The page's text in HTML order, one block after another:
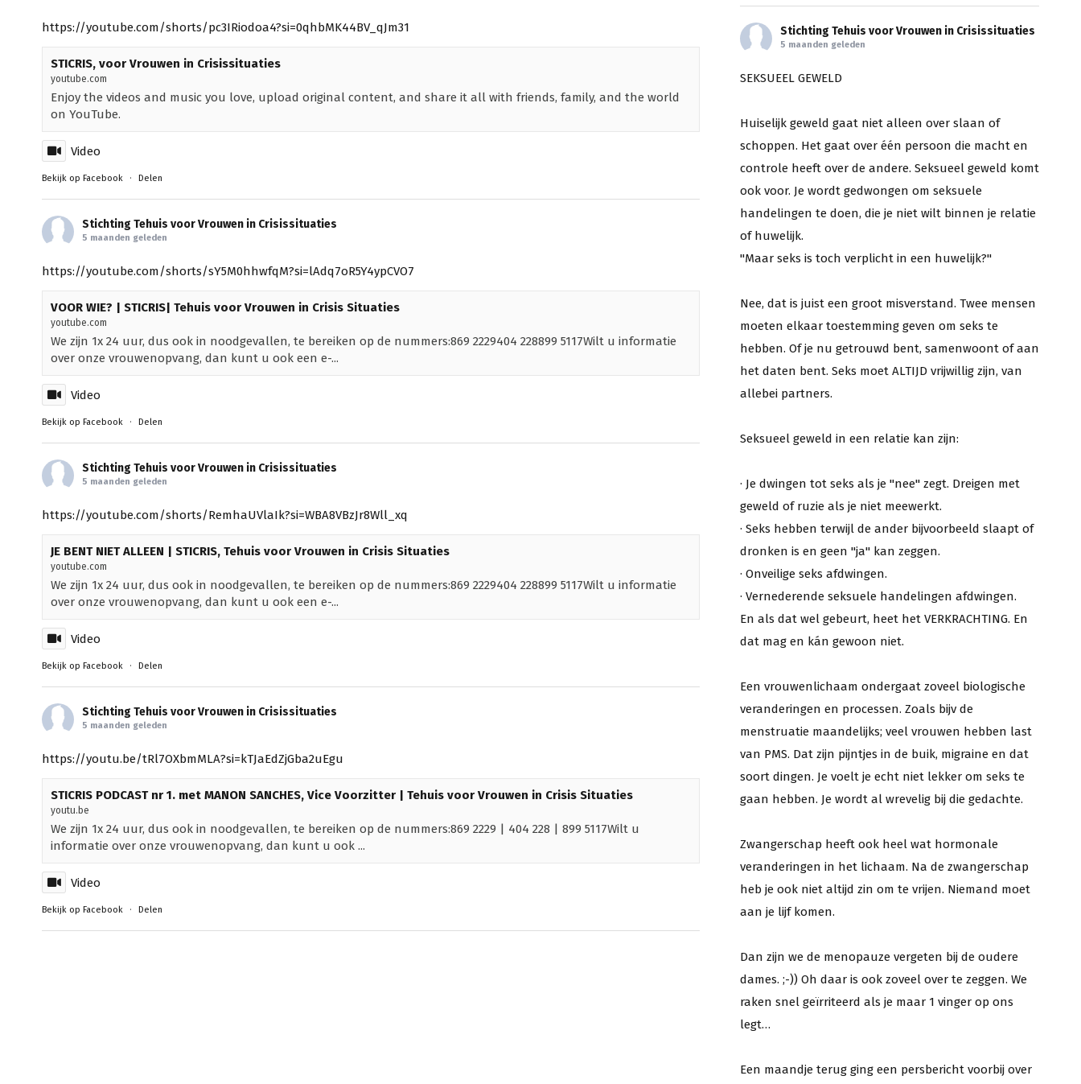
https://youtube.com/shorts/pc3IRiodoa4?si=0qhbMK44BV_qJm31
STICRIS, voor Vrouwen in Crisissituaties
youtube.com
Enjoy the videos and music you love, upload original content, and share it all with friends, family, and the world
on YouTube.
Video
Bekijk op Facebook · Delen
Stichting Tehuis voor Vrouwen in Crisissituaties
5 maanden geleden
https://youtube.com/shorts/sY5M0hhwfqM?si=lAdq7oR5Y4ypCVO7
VOOR WIE? | STICRIS| Tehuis voor Vrouwen in Crisis Situaties
youtube.com
We zijn 1x 24 uur, dus ook in noodgevallen, te bereiken op de nummers:869 2229404 228899 5117Wilt u informatie
over onze vrouwenopvang, dan kunt u ook een e-...
Video
Bekijk op Facebook · Delen
Stichting Tehuis voor Vrouwen in Crisissituaties
5 maanden geleden
https://youtube.com/shorts/RemhaUVlaIk?si=WBA8VBzJr8Wll_xq
JE BENT NIET ALLEEN | STICRIS, Tehuis voor Vrouwen in Crisis Situaties
youtube.com
We zijn 1x 24 uur, dus ook in noodgevallen, te bereiken op de nummers:869 2229404 228899 5117Wilt u informatie
over onze vrouwenopvang, dan kunt u ook een e-...
Video
Bekijk op Facebook · Delen
Stichting Tehuis voor Vrouwen in Crisissituaties
5 maanden geleden
https://youtu.be/tRl7OXbmMLA?si=kTJaEdZjGba2uEgu
STICRIS PODCAST nr 1. met MANON SANCHES, Vice Voorzitter | Tehuis voor Vrouwen in Crisis Situaties
youtu.be
We zijn 1x 24 uur, dus ook in noodgevallen, te bereiken op de nummers:869 2229 | 404 228 | 899 5117Wilt u
informatie over onze vrouwenopvang, dan kunt u ook ...
Video
Bekijk op Facebook · Delen
Stichting Tehuis voor Vrouwen in Crisissituaties
5 maanden geleden
SEKSUEEL GEWELD
Huiselijk geweld gaat niet alleen over slaan of
schoppen. Het gaat over één persoon die macht en
controle heeft over de andere. Seksueel geweld komt
ook voor. Je wordt gedwongen om seksuele
handelingen te doen, die je niet wilt binnen je relatie
of huwelijk.
"Maar seks is toch verplicht in een huwelijk?"
Nee, dat is juist een groot misverstand. Twee mensen
moeten elkaar toestemming geven om seks te
hebben. Of je nu getrouwd bent, samenwoont of aan
het daten bent. Seks moet ALTIJD vrijwillig zijn, van
allebei partners.
Seksueel geweld in een relatie kan zijn:
· Je dwingen tot seks als je "nee" zegt. Dreigen met
geweld of ruzie als je niet meewerkt.
· Seks hebben terwijl de ander bijvoorbeeld slaapt of
dronken is en geen "ja" kan zeggen.
· Onveilige seks afdwingen.
· Vernederende seksuele handelingen afdwingen.
En als dat wel gebeurt, heet het VERKRACHTING. En
dat mag en kán gewoon niet.
Een vrouwenlichaam ondergaat zoveel biologische
veranderingen en processen. Zoals bijv de
menstruatie maandelijks; veel vrouwen hebben last
van PMS. Dat zijn pijntjes in de buik, migraine en dat
soort dingen. Je voelt je echt niet lekker om seks te
gaan hebben. Je wordt al wrevelig bij die gedachte.
Zwangerschap heeft ook heel wat hormonale
veranderingen in het lichaam. Na de zwangerschap
heb je ook niet altijd zin om te vrijen. Niemand moet
aan je lijf komen.
Dan zijn we de menopauze vergeten bij de oudere
dames. ;-)) Oh daar is ook zoveel over te zeggen. We
raken snel geïrriteerd als je maar 1 vinger op ons
legt…
Een maandje terug ging een persbericht voorbij over